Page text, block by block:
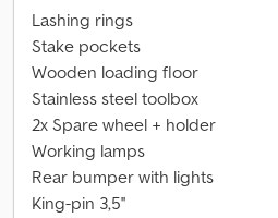
Lashing rings
Stake pockets
Wooden loading floor
Stainless steel toolbox
2x Spare wheel + holder
Working lamps
Rear bumper with lights
King-pin 3,5''